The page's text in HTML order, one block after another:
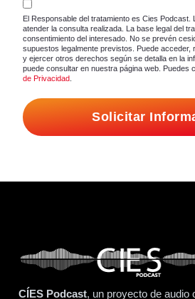
El Responsable del tratamiento es Cies Podcast.
atender la consulta realizada. La base legal del
consentimiento del interesado. No se prevén
supuestos legalmente previstos. Puede acceder,
y ejercer otros derechos según se detalla en la
puede consultar en nuestra página web. Puedes
de Privacidad
Solicitar
CÍES Podcast, un proyecto de audio